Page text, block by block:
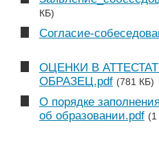
КБ)
Согласие-
ОЦЕНКИ В
ОБРАЗЕЦ.pdf (781 КБ)
О порядке
об образовании.pdf